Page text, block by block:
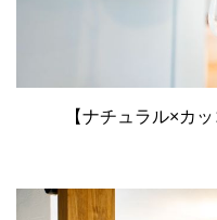
【ナチュラル×カ